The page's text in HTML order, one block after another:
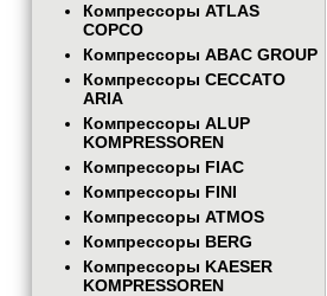
Компрессоры ATLAS
COPCO
Компрессоры ABAC GROUP
Компрессоры CECCATO
ARIA
Компрессоры ALUP
KOMPRESSOREN
Компрессоры FIAC
Компрессоры FINI
Компрессоры ATMOS
Компрессоры BERG
Компрессоры KAESER
KOMPRESSOREN